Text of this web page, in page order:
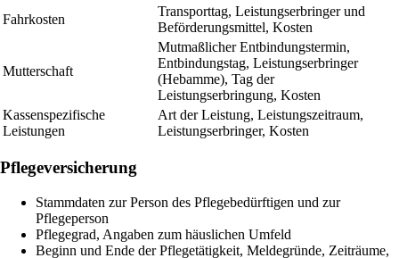
Fahrkosten
Transporttag, Leistungserbringer und
Beförderungsmittel, Kosten
Mutterschaft
Mutmaßlicher Entbindungstermin,
Entbindungstag, Leistungserbringer
(Hebamme), Tag der
Leistungserbringung, Kosten
Kassenspezifische
Leistungen
Art der Leistung, Leistungszeitraum,
Leistungserbringer, Kosten
Pflegeversicherung
Stammdaten zur Person des Pflegebedürftigen und zur
Pflegeperson
Pflegegrad, Angaben zum häuslichen Umfeld
Beginn und Ende der Pflegetätigkeit, Meldegründe, Zeiträume,